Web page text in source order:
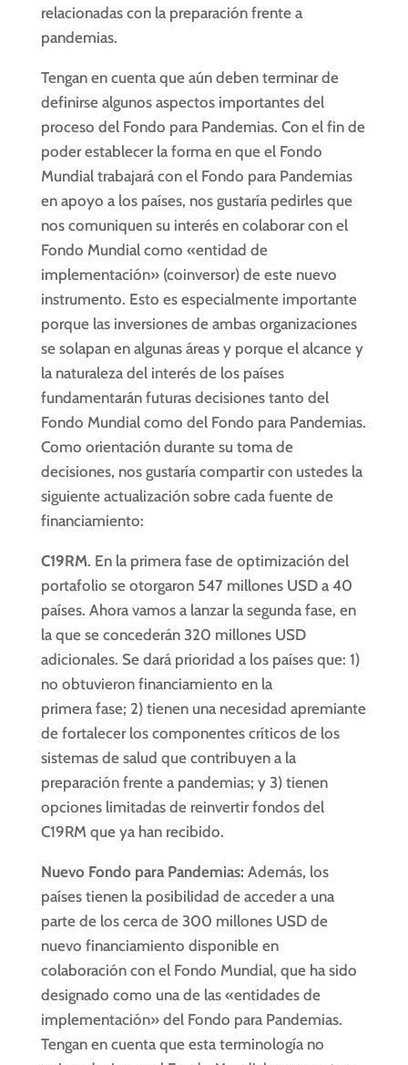
relacionadas con la preparación frente a
pandemias.
Tengan en cuenta que aún deben terminar de
definirse algunos aspectos importantes del
proceso del Fondo para Pandemias. Con el fin de
poder establecer la forma en que el Fondo
Mundial trabajará con el Fondo para Pandemias
en apoyo a los países, nos gustaría pedirles que
nos comuniquen su interés en colaborar con el
Fondo Mundial como «entidad de
implementación» (coinversor) de este nuevo
instrumento. Esto es especialmente importante
porque las inversiones de ambas organizaciones
se solapan en algunas áreas y porque el alcance y
la naturaleza del interés de los países
fundamentarán futuras decisiones tanto del
Fondo Mundial como del Fondo para Pandemias.
Como orientación durante su toma de
decisiones, nos gustaría compartir con ustedes la
siguiente actualización sobre cada fuente de
financiamiento:
C19RM. En la primera fase de optimización del
portafolio se otorgaron 547 millones USD a 40
países. Ahora vamos a lanzar la segunda fase, en
la que se concederán 320 millones USD
adicionales. Se dará prioridad a los países que: 1)
no obtuvieron financiamiento en la
primera fase; 2) tienen una necesidad apremiante
de fortalecer los componentes críticos de los
sistemas de salud que contribuyen a la
preparación frente a pandemias; y 3) tienen
opciones limitadas de reinvertir fondos del
C19RM que ya han recibido.
Nuevo Fondo para Pandemias: Además, los
países tienen la posibilidad de acceder a una
parte de los cerca de 300 millones USD de
nuevo financiamiento disponible en
colaboración con el Fondo Mundial, que ha sido
designado como una de las «entidades de
implementación» del Fondo para Pandemias.
Tengan en cuenta que esta terminología no